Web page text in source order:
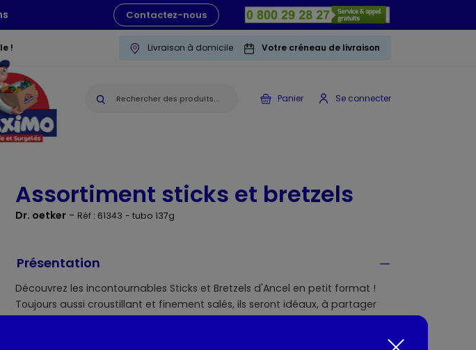
Contactez-nous
! Livraison à domicile Votre créneau de livraison
Panier Se connecter
Assortiment sticks et bretzels
Dr. oetker - Réf : 61343 - tubo 137g
Présentation
Découvrez les incontournables Sticks et Bretzels d'Ancel en petit format !
Toujours aussi croustillant et finement salés, ils seront idéaux, à partager
seul ou en petit commité.